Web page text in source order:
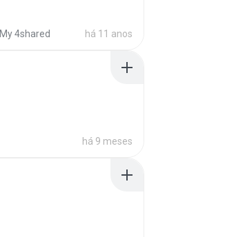
My 4shared há 11 anos
há 9 meses